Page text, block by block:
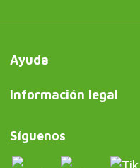
Ayuda
Información legal
Síguenos